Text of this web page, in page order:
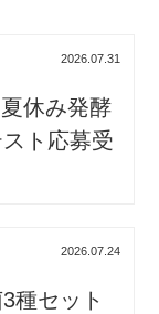
2026.07.31
休み発酵
ト応募受
2026.07.24
種セット